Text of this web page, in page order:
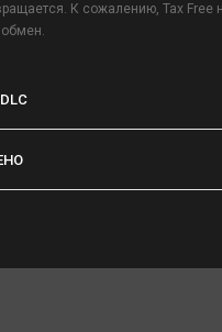
К сожалению, Tax Free